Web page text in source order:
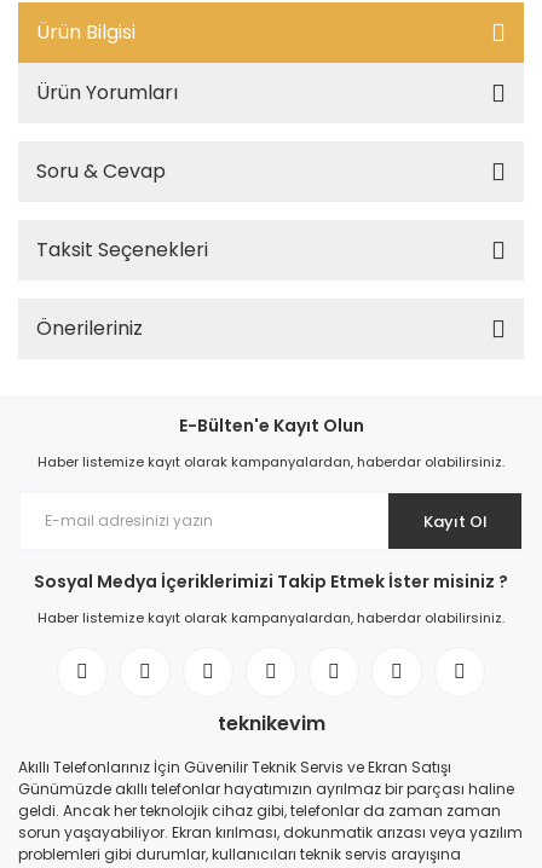
Ürün Bilgisi
Ürün Yorumları
Soru & Cevap
Taksit Seçenekleri
Önerileriniz
E-Bülten'e Kayıt Olun
Haber listemize kayıt olarak kampanyalardan, haberdar olabilirsiniz.
Kayıt Ol
Sosyal Medya İçeriklerimizi Takip Etmek İster misiniz ?
Haber listemize kayıt olarak kampanyalardan, haberdar olabilirsiniz.
teknikevim
Akıllı Telefonlarınız İçin Güvenilir Teknik Servis ve Ekran Satışı
Günümüzde akıllı telefonlar hayatımızın ayrılmaz bir parçası haline
geldi. Ancak her teknolojik cihaz gibi, telefonlar da zaman zaman
sorun yaşayabiliyor. Ekran kırılması, dokunmatik arızası veya yazılım
problemleri gibi durumlar, kullanıcıları teknik servis arayışına